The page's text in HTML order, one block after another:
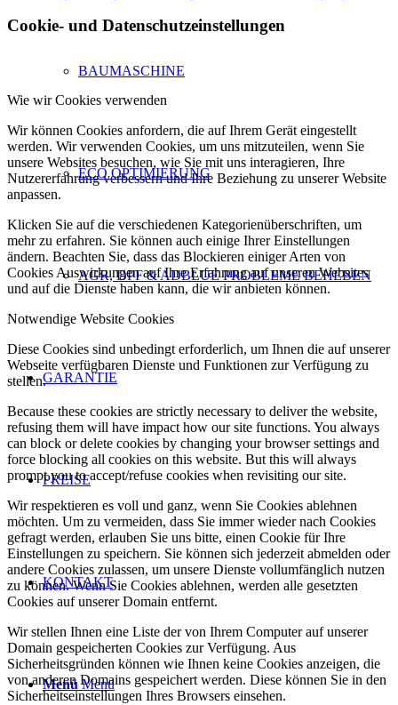
BAUMASCHINE
ECO OPTIMIERUNG
AGR, DPF & ADBLUE PROBLEME BEHEBEN
GARANTIE
PREISE
KONTAKT
Menü Menü
Cookie- und Datenschutzeinstellungen
Wie wir Cookies verwenden
Wir können Cookies anfordern, die auf Ihrem Gerät eingestellt
werden. Wir verwenden Cookies, um uns mitzuteilen, wenn Sie
unsere Websites besuchen, wie Sie mit uns interagieren, Ihre
Nutzererfahrung verbessern und Ihre Beziehung zu unserer Website
anpassen.
Klicken Sie auf die verschiedenen Kategorienüberschriften, um
mehr zu erfahren. Sie können auch einige Ihrer Einstellungen
ändern. Beachten Sie, dass das Blockieren einiger Arten von
Cookies Auswirkungen auf Ihre Erfahrung auf unseren Websites
und auf die Dienste haben kann, die wir anbieten können.
Notwendige Website Cookies
Diese Cookies sind unbedingt erforderlich, um Ihnen die auf unserer
Webseite verfügbaren Dienste und Funktionen zur Verfügung zu
stellen.
Because these cookies are strictly necessary to deliver the website,
refusing them will have impact how our site functions. You always
can block or delete cookies by changing your browser settings and
force blocking all cookies on this website. But this will always
prompt you to accept/refuse cookies when revisiting our site.
Wir respektieren es voll und ganz, wenn Sie Cookies ablehnen
möchten. Um zu vermeiden, dass Sie immer wieder nach Cookies
gefragt werden, erlauben Sie uns bitte, einen Cookie für Ihre
Einstellungen zu speichern. Sie können sich jederzeit abmelden oder
andere Cookies zulassen, um unsere Dienste vollumfänglich nutzen
zu können. Wenn Sie Cookies ablehnen, werden alle gesetzten
Cookies auf unserer Domain entfernt.
Wir stellen Ihnen eine Liste der von Ihrem Computer auf unserer
Domain gespeicherten Cookies zur Verfügung. Aus
Sicherheitsgründen können wie Ihnen keine Cookies anzeigen, die
von anderen Domains gespeichert werden. Diese können Sie in den
Sicherheitseinstellungen Ihres Browsers einsehen.